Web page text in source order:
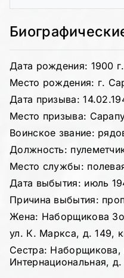
Дата рождения: 1900 г.
Место рождения: г.
Дата призыва:
Место призыва:
Воинское звание:
Должность:
Место службы:
Дата выбытия: июль
Причина выбытия:
Жена: Наборщикова
ул. К. Маркса, д. 149,
Сестра: Наборщикова,
Интернациональная,